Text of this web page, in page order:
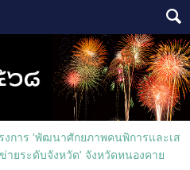
งการ 'พัฒนาศักยภาพคนพิการและเส
ายระดับจังหวัด' จังหวัดหนองคาย